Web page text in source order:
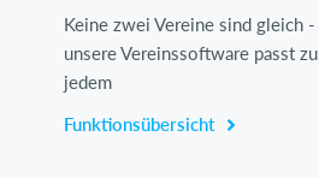
Keine zwei Vereine sind gleich -
unsere Vereinssoftware passt zu
jedem
Funktionsübersicht